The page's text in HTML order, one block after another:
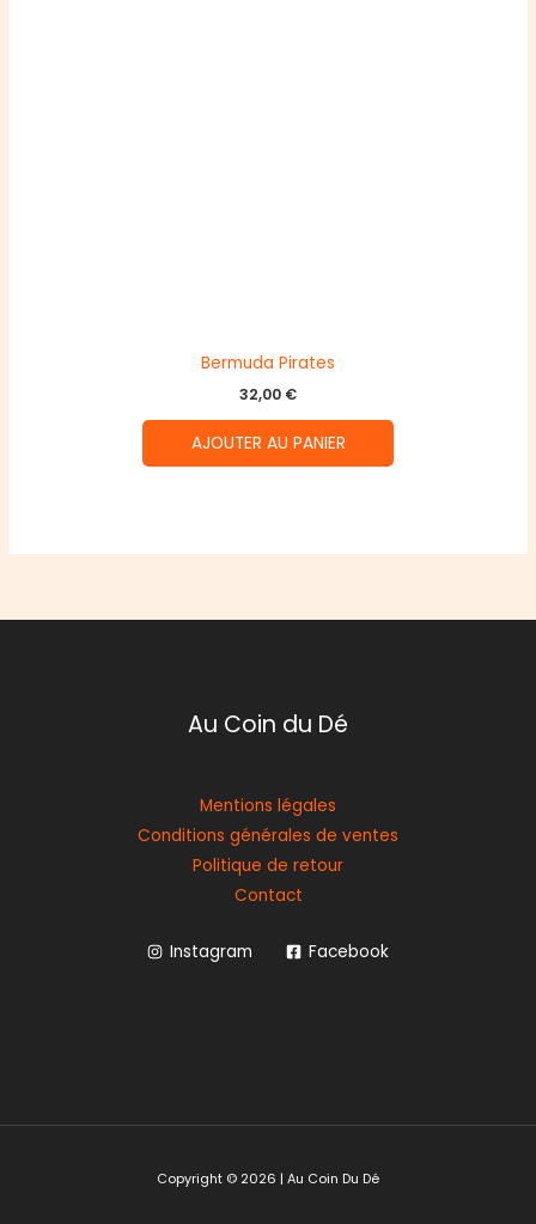
Bermuda Pirates
32,00 €
AJOUTER AU PANIER
Au Coin du Dé
Mentions légales
Conditions générales de ventes
Politique de retour
Contact
Instagram Facebook
Copyright © 2026 | Au Coin Du Dé